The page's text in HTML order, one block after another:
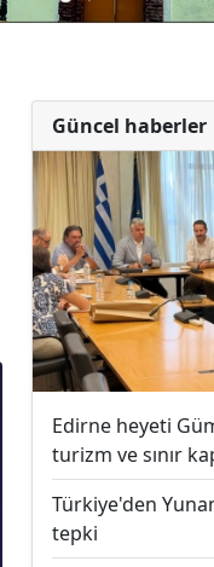
Güncel haberler
Edirne heyeti
turizm ve sınır
Türkiye'den
tepki